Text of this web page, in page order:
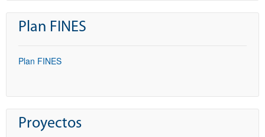
Plan FINES
Plan FINES
Proyectos